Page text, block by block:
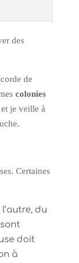
des
de
colonies
je veille à
Certaines
du
doit
à